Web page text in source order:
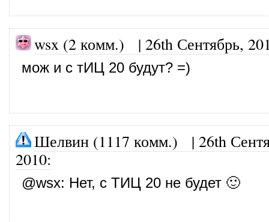
wsx (2 комм.) | 26th Сентябрь,
мож и с тИЦ 20 будут? =)
Шелвин (1117 комм.) | 26th
2010:
@wsx: Нет, с ТИЦ 20 не будет 🙂